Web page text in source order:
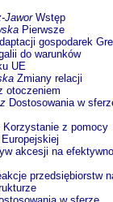
JaworWstęp
Pierwsze
gospodarek
do warunków
UE
Zmiany relacji
otoczeniem
Dostosowania w
Korzystanie z pomocy
akcesji na
przedsiębiorstw